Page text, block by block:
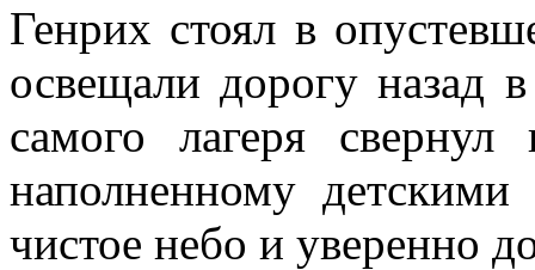
Генрих стоял в
освещали дорогу назад
самого лагеря
наполненному
чистое небо и уверенно